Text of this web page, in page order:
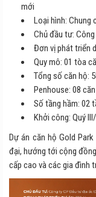
mới
Loại hình: Chung
Chủ đầu tư:
Đơn vị phát triển
Quy mô: 01 tòa
Tổng số căn hộ:
Penhouse: 08 căn
Số tầng hầm: 02
Khởi công: Quý
Dự án căn hộ Gold
đại, hướng tới cộng
cấp cao và các gia đình